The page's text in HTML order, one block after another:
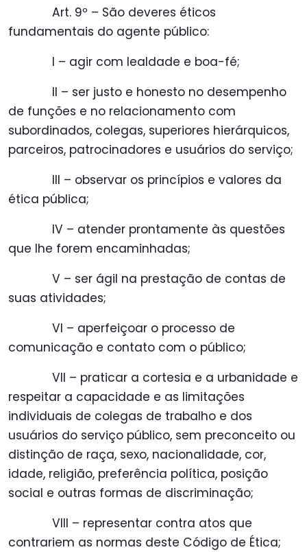
Art. 9º – São deveres éticos
fundamentais do agente público:
I – agir com lealdade e boa-fé;
II – ser justo e honesto no desempenho
de funções e no relacionamento com
subordinados, colegas, superiores hierárquicos,
parceiros, patrocinadores e usuários do serviço;
III – observar os princípios e valores da
ética pública;
IV – atender prontamente às questões
que lhe forem encaminhadas;
V – ser ágil na prestação de contas de
suas atividades;
VI – aperfeiçoar o processo de
comunicação e contato com o público;
VII – praticar a cortesia e a urbanidade e
respeitar a capacidade e as limitações
individuais de colegas de trabalho e dos
usuários do serviço público, sem preconceito ou
distinção de raça, sexo, nacionalidade, cor,
idade, religião, preferência política, posição
social e outras formas de discriminação;
VIII – representar contra atos que
contrariem as normas deste Código de Ética;